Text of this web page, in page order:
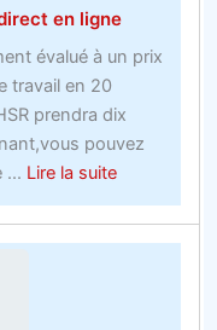
scoop
sur
les
offres
de
nouveaux
de
en ligne
évalué à un prix
travail en 20
prendra dix
pouvez
... Lire la suiteabout
Le
débat